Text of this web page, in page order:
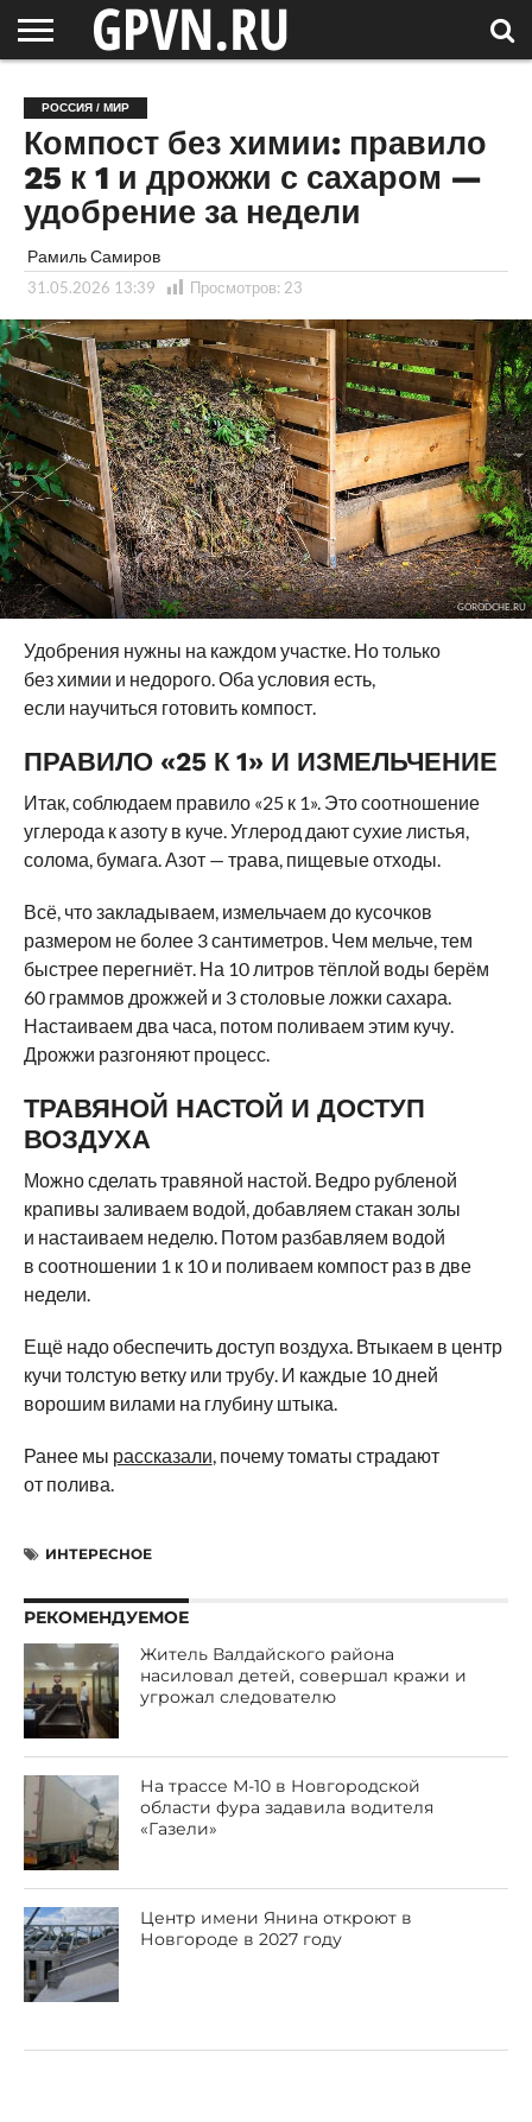
ОБЛАСТЬ
НОВОСТИ
СОСЕДЕЙ
РОССИЯ
/ МИР
СПЕЦПРОЕКТЫ
БЛОГ
СТАТЬИ
ФОТОРЕПОРТАЖИ
ИНТЕРВЬЮ
ОБЪЕКТЫ
ПОДБОРКИ
РОССИЯ / МИР
Компост без химии: правило
25 к 1 и дрожжи с сахаром —
удобрение за недели
Рамиль Самиров
31.05.2026 13:39 Просмотров: 23
GORODCHE.RU
Удобрения нужны на каждом участке. Но только
без химии и недорого. Оба условия есть,
если научиться готовить компост.
ПРАВИЛО «25 К 1» И ИЗМЕЛЬЧЕНИЕ
Итак, соблюдаем правило «25 к 1». Это соотношение
углерода к азоту в куче. Углерод дают сухие листья,
солома, бумага. Азот — трава, пищевые отходы.
Всё, что закладываем, измельчаем до кусочков
размером не более 3 сантиметров. Чем мельче, тем
быстрее перегниёт. На 10 литров тёплой воды берём
60 граммов дрожжей и 3 столовые ложки сахара.
Настаиваем два часа, потом поливаем этим кучу.
Дрожжи разгоняют процесс.
ТРАВЯНОЙ НАСТОЙ И ДОСТУП
ВОЗДУХА
Можно сделать травяной настой. Ведро рубленой
крапивы заливаем водой, добавляем стакан золы
и настаиваем неделю. Потом разбавляем водой
в соотношении 1 к 10 и поливаем компост раз в две
недели.
Ещё надо обеспечить доступ воздуха. Втыкаем в центр
кучи толстую ветку или трубу. И каждые 10 дней
ворошим вилами на глубину штыка.
Ранее мы рассказали, почему томаты страдают
от полива.
ИНТЕРЕСНОЕ
РЕКОМЕНДУЕМОЕ
Житель Валдайского района
насиловал детей, совершал кражи и
угрожал следователю
На трассе М-10 в Новгородской
области фура задавила водителя
«Газели»
Центр имени Янина откроют в
Новгороде в 2027 году